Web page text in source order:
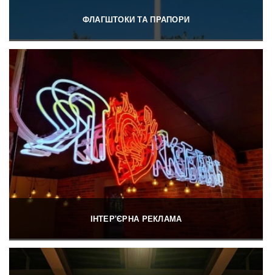
ФЛАГШТОКИ ТА ПРАПОРИ
ІНТЕР'ЄРНА РЕКЛАМА